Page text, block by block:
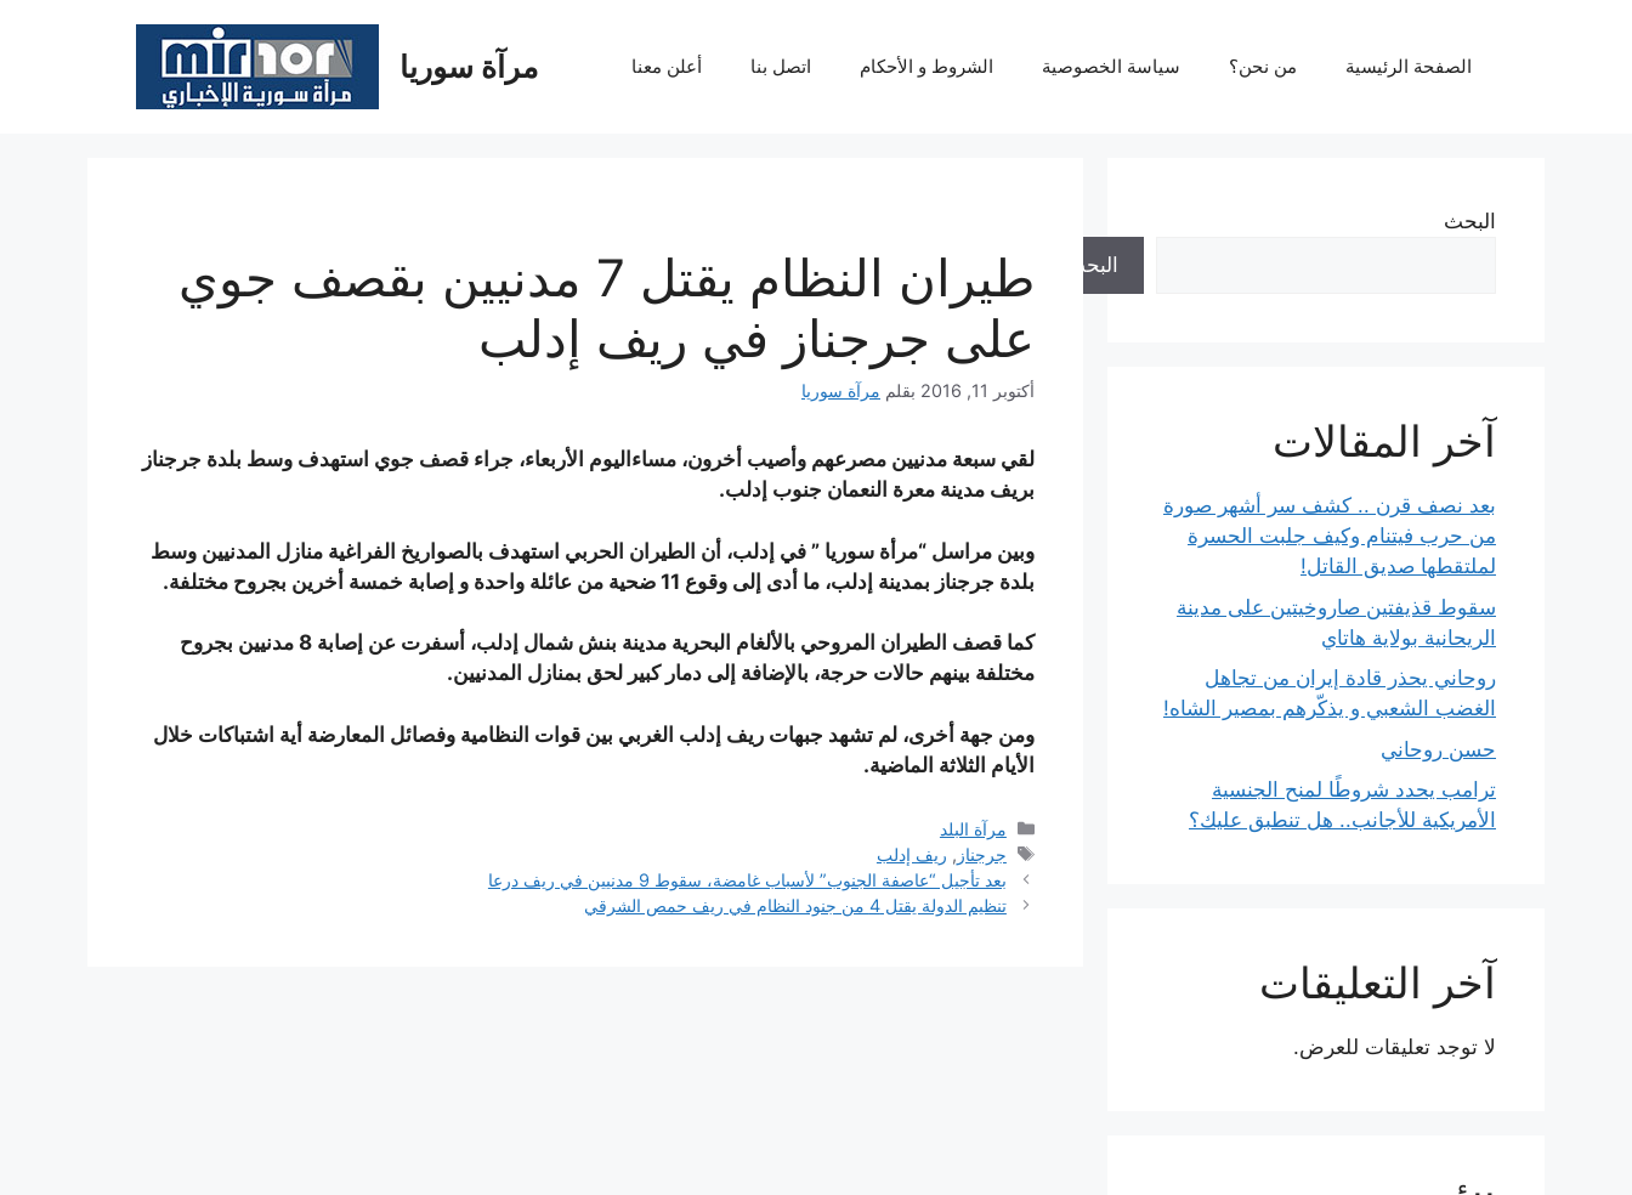
مرآة سوريا الصفحة الرئيسية من نحن؟ سياسة الخصوصية الشروط و الأحكام اتصل بنا أعلن معنا
طيران النظام يقتل 7 مدنيين بقصف جوي
على جرجناز في ريف إدلب
أكتوبر 11, 2016 بقلم مرآة سوريا
لقي سبعة مدنيين مصرعهم وأصيب أخرون، مساءاليوم الأربعاء، جراء قصف جوي استهدف وسط بلدة جرجناز
بريف مدينة معرة النعمان جنوب إدلب.
وبين مراسل “مرأة سوريا ” في إدلب، أن الطيران الحربي استهدف بالصواريخ الفراغية منازل المدنيين وسط
بلدة جرجناز بمدينة إدلب، ما أدى إلى وقوع 11 ضحية من عائلة واحدة و إصابة خمسة أخرين بجروح مختلفة.
كما قصف الطيران المروحي بالألغام البحرية مدينة بنش شمال إدلب، أسفرت عن إصابة 8 مدنيين بجروح
مختلفة بينهم حالات حرجة، بالإضافة إلى دمار كبير لحق بمنازل المدنيين.
ومن جهة أخرى، لم تشهد جبهات ريف إدلب الغربي بين قوات النظامية وفصائل المعارضة أية اشتباكات خلال
الأيام الثلاثة الماضية.
التصنيفات
مرآة البلد
الوسوم
جرجناز , ريف إدلب
بعد تأجيل “عاصفة الجنوب” لأسباب غامضة، سقوط 9 مدنيين في ريف درعا
تنظيم الدولة يقتل 4 من جنود النظام في ريف حمص الشرقي
البحث
البحث
آخر المقالات
بعد نصف قرن .. كشف سر أشهر صورة
من حرب فيتنام وكيف جلبت الحسرة
لملتقطها صديق القاتل!
سقوط قذيفتين صاروخيتين على مدينة
الريحانية بولاية هاتاي
روحاني يحذر قادة إيران من تجاهل
الغضب الشعبي و يذكّرهم بمصير الشاه!
حسن روحاني
ترامب يحدد شروطًا لمنح الجنسية
الأمريكية للأجانب.. هل تنطبق عليك؟
آخر التعليقات
لا توجد تعليقات للعرض.